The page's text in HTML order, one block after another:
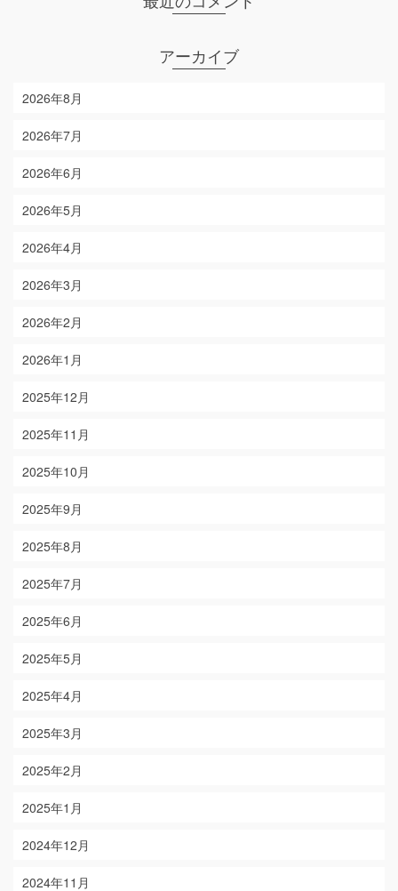
アーカイブ
2026年8月
2026年7月
2026年6月
2026年5月
2026年4月
2026年3月
2026年2月
2026年1月
2025年12月
2025年11月
2025年10月
2025年9月
2025年8月
2025年7月
2025年6月
2025年5月
2025年4月
2025年3月
2025年2月
2025年1月
2024年12月
2024年11月